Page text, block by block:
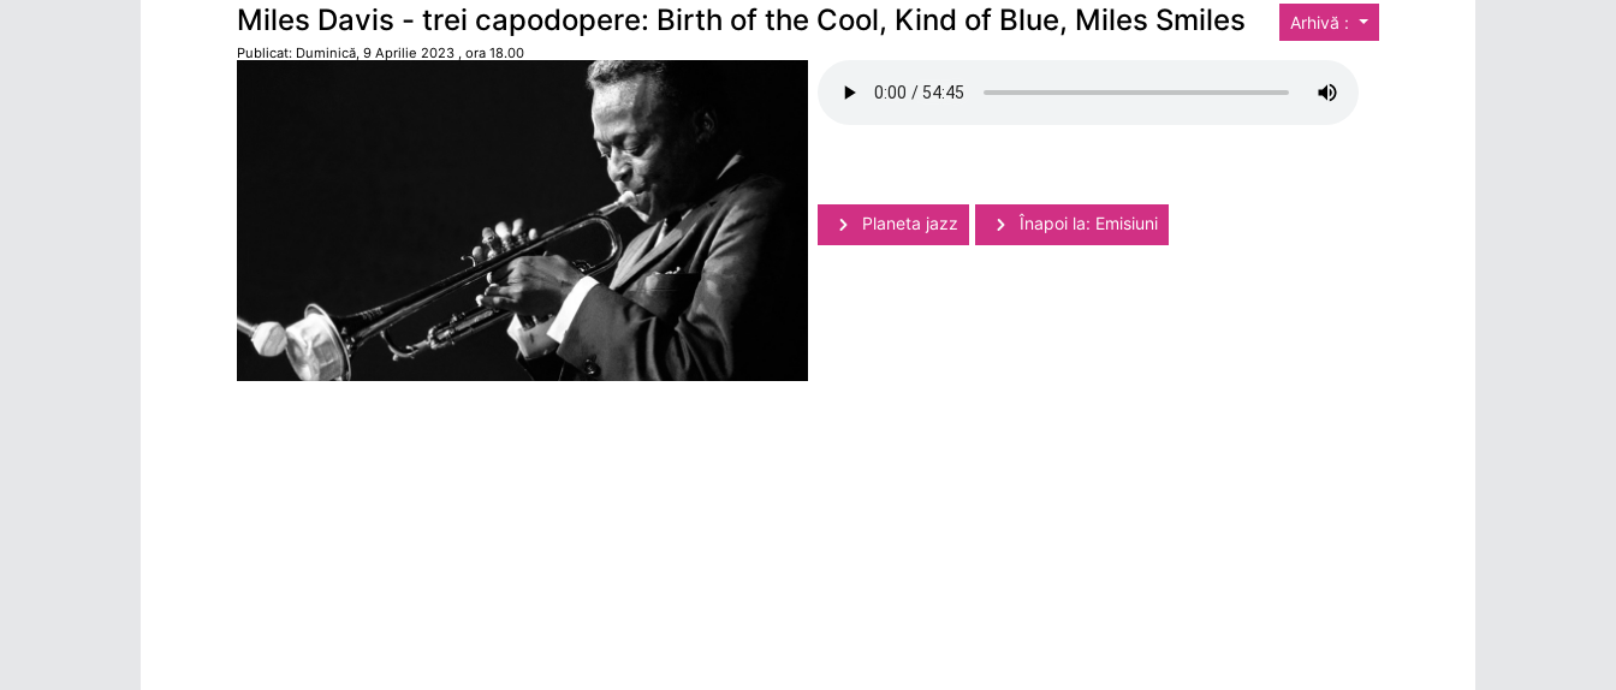
Arhivă :
Miles Davis - trei capodopere: Birth of the Cool, Kind of Blue, Miles Smiles
Publicat: Duminică, 9 Aprilie 2023 , ora 18.00
Planeta jazz Înapoi la: Emisiuni